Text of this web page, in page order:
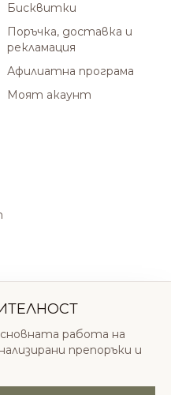
Бисквитки
Поръчка, доставка и
рекламация
Афилиатна програма
Моят акаунт
работа на
препоръки и